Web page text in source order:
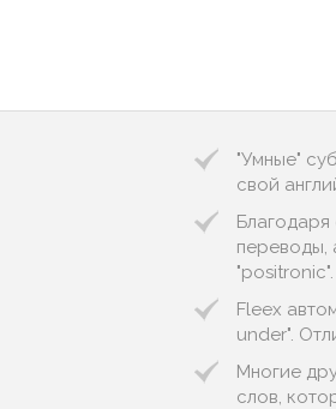
"Умные"
свой
переводы,
"positronic".
Fleex
under".
Многие
слов,